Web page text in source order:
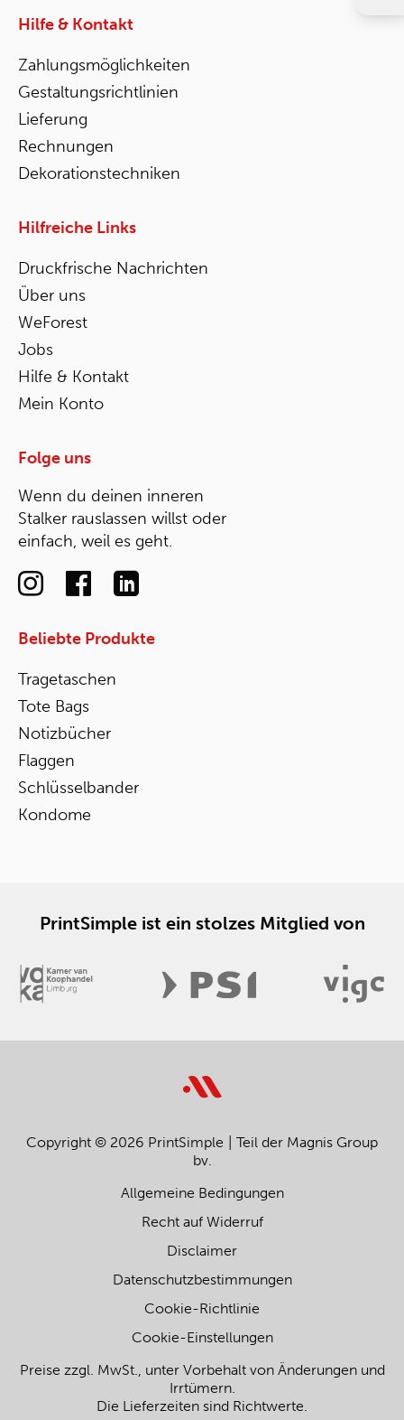
Hilfe & Kontakt
Zahlungsmöglichkeiten
Gestaltungsrichtlinien
Lieferung
Rechnungen
Dekorationstechniken
Hilfreiche Links
Druckfrische Nachrichten
Über uns
WeForest
Jobs
Hilfe & Kontakt
Mein Konto
Folge uns
Wenn du deinen inneren
Stalker rauslassen willst oder
einfach, weil es geht.
Beliebte Produkte
Tragetaschen
Tote Bags
Notizbücher
Flaggen
Schlüsselbander
Kondome
PrintSimple ist ein stolzes Mitglied von
Copyright © 2026 PrintSimple
Teil der Magnis Group
bv.
Allgemeine Bedingungen
Recht auf Widerruf
Disclaimer
Datenschutzbestimmungen
Cookie-Richtlinie
Cookie-Einstellungen
Preise zzgl. MwSt., unter Vorbehalt von Änderungen und
Irrtümern.
Die Lieferzeiten sind Richtwerte.